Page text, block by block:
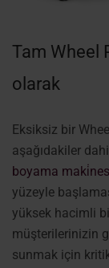
Tam Wheel
olarak
Eksiksiz bir
aşağıdakiler
boyama
yüzeyle
yüksek hacimli
müşterilerinizin
sunmak için